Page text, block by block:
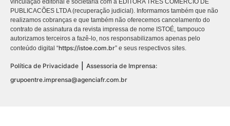
vinculação editorial e societária com a EDITORA TRES COMÉRCIO DE
PUBLICACÕES LTDA (recuperação judicial). Informamos também que não
realizamos cobranças e que também não oferecemos cancelamento do
contrato de assinatura da revista impressa de nome ISTOÉ, tampouco
autorizamos terceiros a fazê-lo, nos responsabilizamos apenas pelo
conteúdo digital “https://istoe.com.br” e seus respectivos sites.
Política de Privacidade
Assessoria de Imprensa:
grupoentre.imprensa@agenciafr.com.br